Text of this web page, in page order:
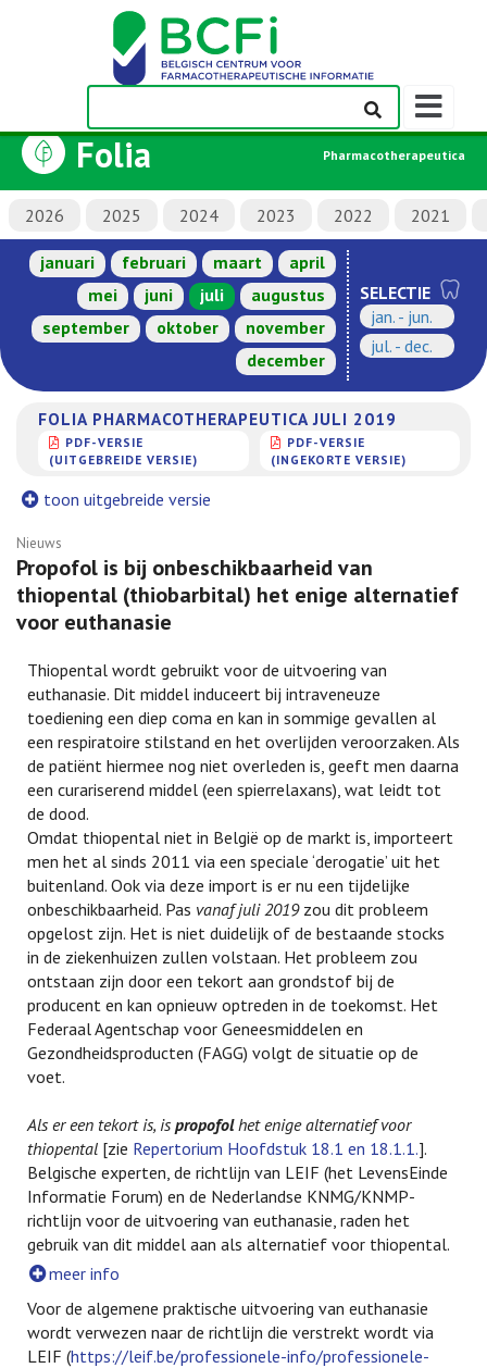
Folia Pharmacotherapeutica
2026 2025 2024 2023 2022 2021
januari februari maart
april
mei
juni juli
augustus
september
oktober
november
december
SELECTIE
jan. - jun.
jul. - dec.
FOLIA PHARMACOTHERAPEUTICA JULI 2019
PDF-VERSIE
(UITGEBREIDE VERSIE)
PDF-VERSIE
(INGEKORTE VERSIE)
toon uitgebreide versie
Nieuws
Propofol is bij onbeschikbaarheid van
thiopental (thiobarbital) het enige alternatief
voor euthanasie
Thiopental wordt gebruikt voor de uitvoering van
euthanasie. Dit middel induceert bij intraveneuze
toediening een diep coma en kan in sommige gevallen al
een respiratoire stilstand en het overlijden veroorzaken. Als
de patiënt hiermee nog niet overleden is, geeft men daarna
een curariserend middel (een spierrelaxans), wat leidt tot
de dood.
Omdat thiopental niet in België op de markt is, importeert
men het al sinds 2011 via een speciale ‘derogatie’ uit het
buitenland. Ook via deze import is er nu een tijdelijke
onbeschikbaarheid. Pas vanaf juli 2019zou dit probleem
opgelost zijn. Het is niet duidelijk of de bestaande stocks
in de ziekenhuizen zullen volstaan. Het probleem zou
ontstaan zijn door een tekort aan grondstof bij de
producent en kan opnieuw optreden in de toekomst. Het
Federaal Agentschap voor Geneesmiddelen en
Gezondheidsproducten (FAGG) volgt de situatie op de
voet.
Als er een tekort is, is propofolhet enige alternatief voor
thiopental [zie Repertorium Hoofdstuk 18.1 en 18.1.1.].
Belgische experten, de richtlijn van LEIF (het LevensEinde
Informatie Forum) en de Nederlandse KNMG/KNMP-
richtlijn voor de uitvoering van euthanasie, raden het
gebruik van dit middel aan als alternatief voor thiopental.
meer info
Voor de algemene praktische uitvoering van euthanasie
wordt verwezen naar de richtlijn die verstrekt wordt via
LEIF (https://leif.be/professionele-info/professionele-